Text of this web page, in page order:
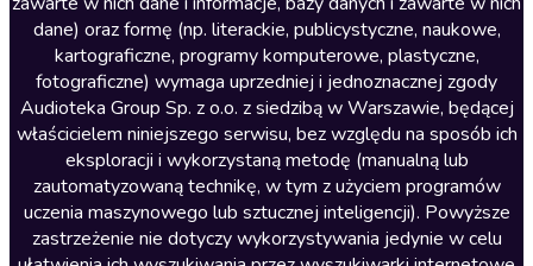
Literatura piękna polska
Nagrania relaksacyjne
Nauka języków
Nauki humanistyczne
Podcasty i audycje
Polityka
dane) oraz formę (np. literackie, publicystyczne, naukowe,
kartograficzne, programy komputerowe, plastyczne,
fotograficzne) wymaga uprzedniej i jednoznacznej zgody
Audioteka Group Sp. z o.o. z siedzibą w Warszawie, będącej
właścicielem niniejszego serwisu, bez względu na sposób ich
eksploracji i wykorzystaną metodę (manualną lub
zautomatyzowaną technikę, w tym z użyciem programów
uczenia maszynowego lub sztucznej inteligencji). Powyższe
zastrzeżenie nie dotyczy wykorzystywania jedynie w celu